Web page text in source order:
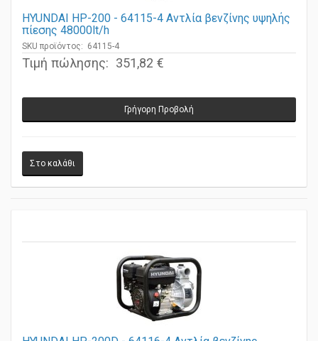
HYUNDAI HP-200 - 64115-4 Αντλία βενζίνης υψηλής
πίεσης 48000lt/h
SKU προϊόντος: 64115-4
Τιμή πώλησης: 351,82 €